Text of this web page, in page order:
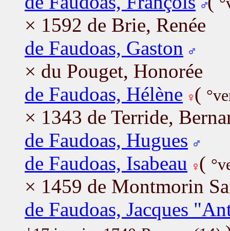
× 1592 de Brie, Renée
de Faudoas, Gaston
× du Pouget, Honorée
de Faudoas, Hélène (
× 1343 de Terride,
de Faudoas, Hugues
de Faudoas, Isabeau
(
× 1459 de Montmorin
de Faudoas, Jacques